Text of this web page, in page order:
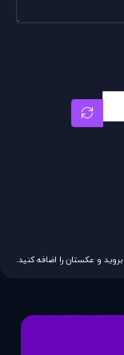
بروید و عکستان را اضافه کنید.